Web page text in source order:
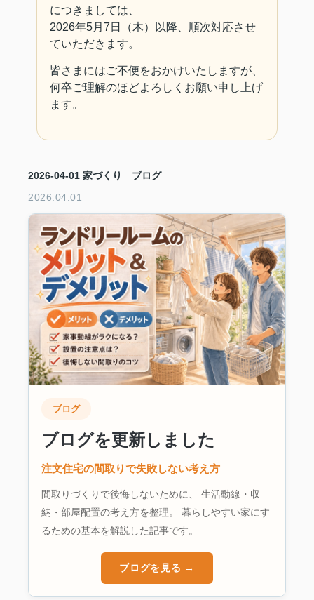
につきましては、
2026年5月7日（木）以降、順次対応させ
ていただきます。
皆さまにはご不便をおかけいたしますが、
何卒ご理解のほどよろしくお願い申し上げ
ます。
2026-04-01 家づくり ブログ
2026.04.01
ブログ
ブログを更新しました
注文住宅の間取りで失敗しない考え方
間取りづくりで後悔しないために、 生活動線・収
納・部屋配置の考え方を整理。 暮らしやすい家にす
るための基本を解説した記事です。
ブログを見る →